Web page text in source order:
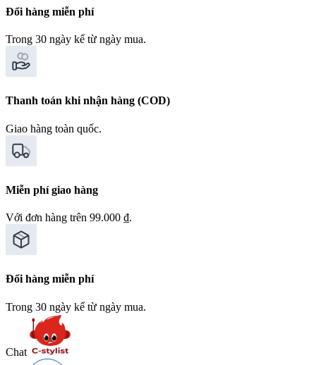
Đổi hàng miễn phí
Trong 30 ngày kể từ ngày mua.
Thanh toán khi nhận hàng (COD)
Giao hàng toàn quốc.
Miễn phí giao hàng
Với đơn hàng trên 99.000 ₫.
Đổi hàng miễn phí
Trong 30 ngày kể từ ngày mua.
Chat